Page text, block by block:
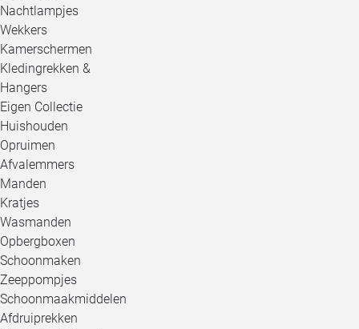
Nachtlampjes
Wekkers
Kamerschermen
Kledingrekken &
Hangers
Eigen Collectie
Huishouden
Opruimen
Afvalemmers
Manden
Kratjes
Wasmanden
Opbergboxen
Schoonmaken
Zeeppompjes
Schoonmaakmiddelen
Afdruiprekken